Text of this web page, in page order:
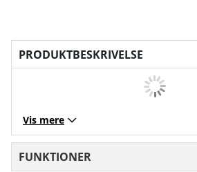
PRODUKTBESKRIVELSE
Vis mere
FUNKTIONER